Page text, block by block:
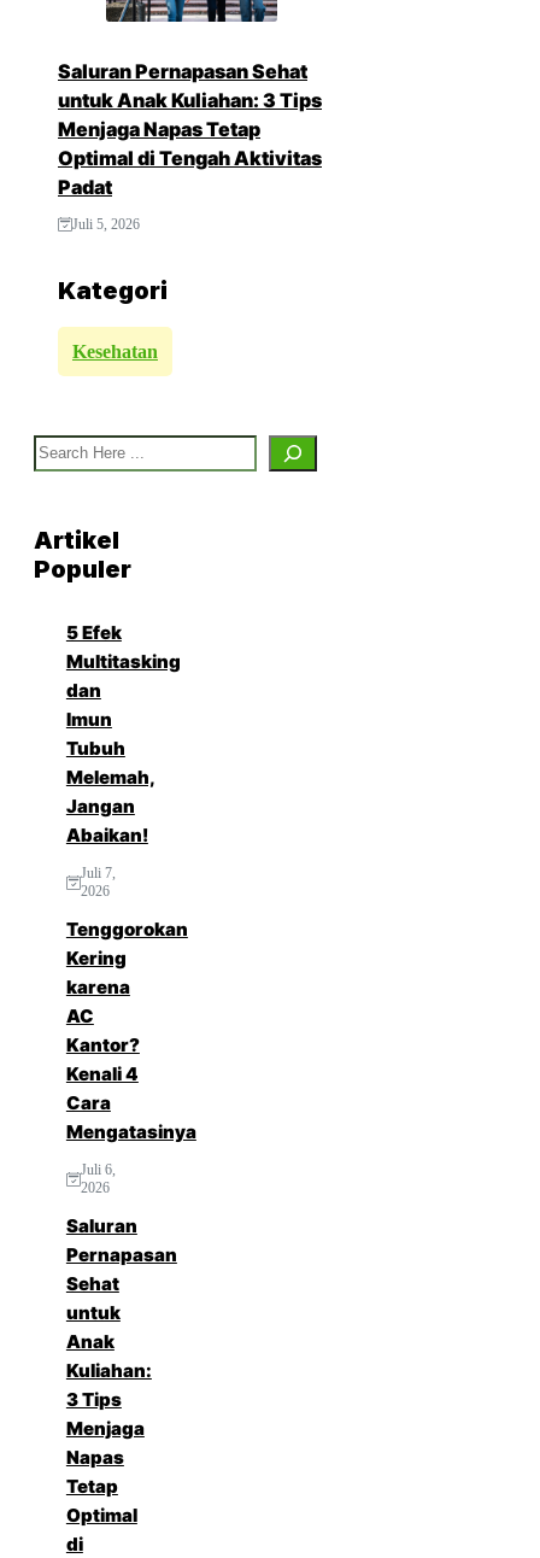
Saluran Pernapasan Sehat
untuk Anak Kuliahan: 3 Tips
Menjaga Napas Tetap
Optimal di Tengah Aktivitas
Padat
Juli 5, 2026
Kategori
Kesehatan
Search
Artikel
Populer
5 Efek
Multitasking
dan
Imun
Tubuh
Melemah,
Jangan
Abaikan!
Juli 7,
2026
Tenggorokan
Kering
karena
AC
Kantor?
Kenali 4
Cara
Mengatasinya
Juli 6,
2026
Saluran
Pernapasan
Sehat
untuk
Anak
Kuliahan:
3 Tips
Menjaga
Napas
Tetap
Optimal
di